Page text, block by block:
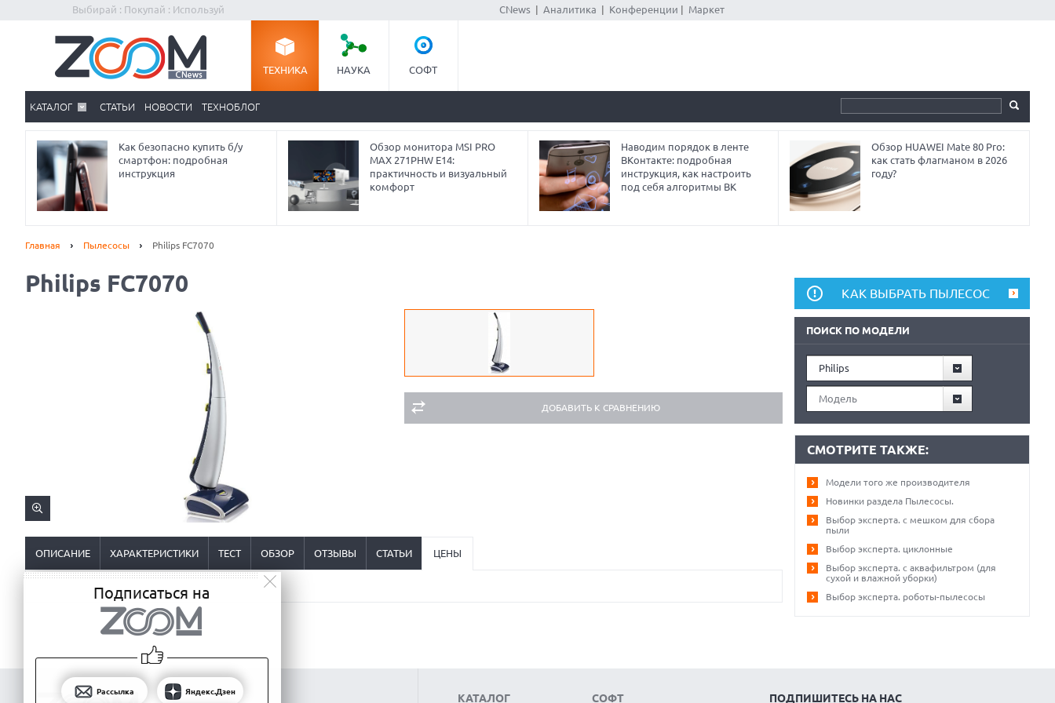
Выбирай : Покупай : Используй CNews| Аналитика Конференции Маркет
ТЕХНИКА НАУКА СОФТ
КАТАЛОГ СТАТЬИ НОВОСТИ ТЕХНОБЛОГ
Как безопасно купить б/у
смартфон: подробная
инструкция
Обзор монитора MSI PRO
MAX 271PHW E14:
практичность и визуальный
комфорт
Наводим порядок в ленте
ВКонтакте: подробная
инструкция, как настроить
под себя алгоритмы ВК
Обзор HUAWEI Mate 80 Pro:
как стать флагманом в 2026
году?
Главная Пылесосы Philips FC7070
Philips FC7070
ДОБАВИТЬ К СРАВНЕНИЮ
ОПИСАНИЕ ХАРАКТЕРИСТИКИ ТЕСТ ОБЗОР ОТЗЫВЫ СТАТЬИ ЦЕНЫ
КАК ВЫБРАТЬ ПЫЛЕСОС
ПОИСК ПО МОДЕЛИ
Philips
Модель
СМОТРИТЕ ТАКЖЕ:
Модели того же производителя
Новинки раздела Пылесосы.
Выбор эксперта. с мешком для сбора
пыли
Выбор эксперта. циклонные
Выбор эксперта. с аквафильтром (для
сухой и влажной уборки)
Выбор эксперта. роботы-пылесосы
КАТАЛОГ СОФТ ПОДПИШИТЕСЬ НА НАС
Подписаться на
Рассылка Яндекс.Дзен